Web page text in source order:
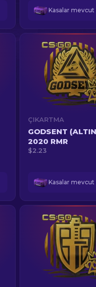
ÇIKARTMA
GODSENT
2020 RMR
$2.23